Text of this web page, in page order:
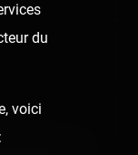
adresse e-mail
du
voici